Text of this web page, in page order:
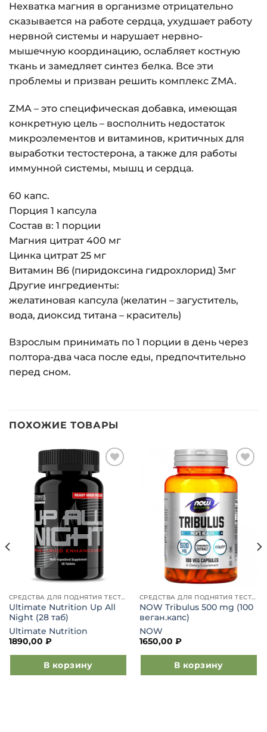
Нехватка магния в организме отрицательно
сказывается на работе сердца, ухудшает работу
нервной системы и нарушает нервно-
мышечную координацию, ослабляет костную
ткань и замедляет синтез белка. Все эти
проблемы и призван решить комплекс ZMA.
ZMA – это специфическая добавка, имеющая
конкретную цель – восполнить недостаток
микроэлементов и витаминов, критичных для
выработки тестостерона, а также для работы
иммунной системы, мышц и сердца.
60 капс.
Порция 1 капсула
Состав в: 1 порции
Магния цитрат 400 мг
Цинка цитрат 25 мг
Витамин B6 (пиридоксина гидрохлорид) 3мг
Другие ингредиенты:
желатиновая капсула (желатин – загуститель,
вода, диоксид титана – краситель)
Взрослым принимать по 1 порции в день через
полтора-два часа после еды, предпочтительно
перед сном.
ПОХОЖИЕ ТОВАРЫ
Добавить
в список
желаний
СРЕДСТВА ДЛЯ ПОДНЯТИЯ ТЕСТОСТЕРОНА
Ultimate Nutrition Up All
Night (28 таб)
Ultimate Nutrition
1890,00 ₽
В корзину
Добавить
в список
желаний
СРЕДСТВА ДЛЯ ПОДНЯТИЯ ТЕСТОСТЕРОНА
NOW Tribulus 500 mg (100
веган.капс)
NOW
1650,00 ₽
В корзину